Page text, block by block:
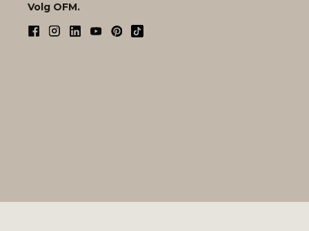
Volg OFM.